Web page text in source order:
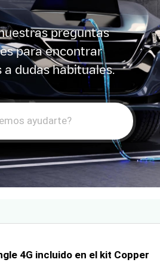
preguntas
para encontrar
a dudas habituales.
4G incluido en el kit Copper